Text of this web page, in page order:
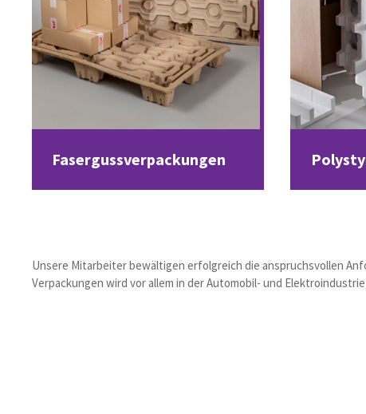
Fasergussverpackungen
Unsere Mitarbeiter bewältigen erfolgreich die anspruchsvollen
Verpackungen wird vor allem in der Automobil- und